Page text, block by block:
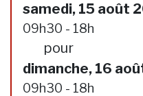
samedi, 15 août
09h30 - 18h
pour
dimanche, 16
09h30 - 18h